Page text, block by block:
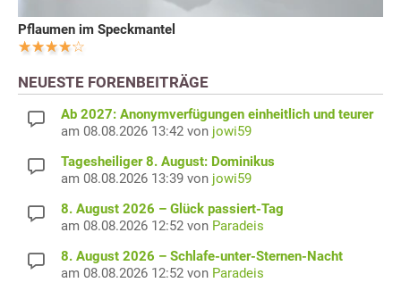
Pflaumen im Speckmantel
NEUESTE FORENBEITRÄGE
Ab 2027: Anonymverfügungen einheitlich und teurer
am 08.08.2026 13:42 von jowi59
Tagesheiliger 8. August: Dominikus
am 08.08.2026 13:39 von jowi59
8. August 2026 – Glück passiert-Tag
am 08.08.2026 12:52 von Paradeis
8. August 2026 – Schlafe-unter-Sternen-Nacht
am 08.08.2026 12:52 von Paradeis